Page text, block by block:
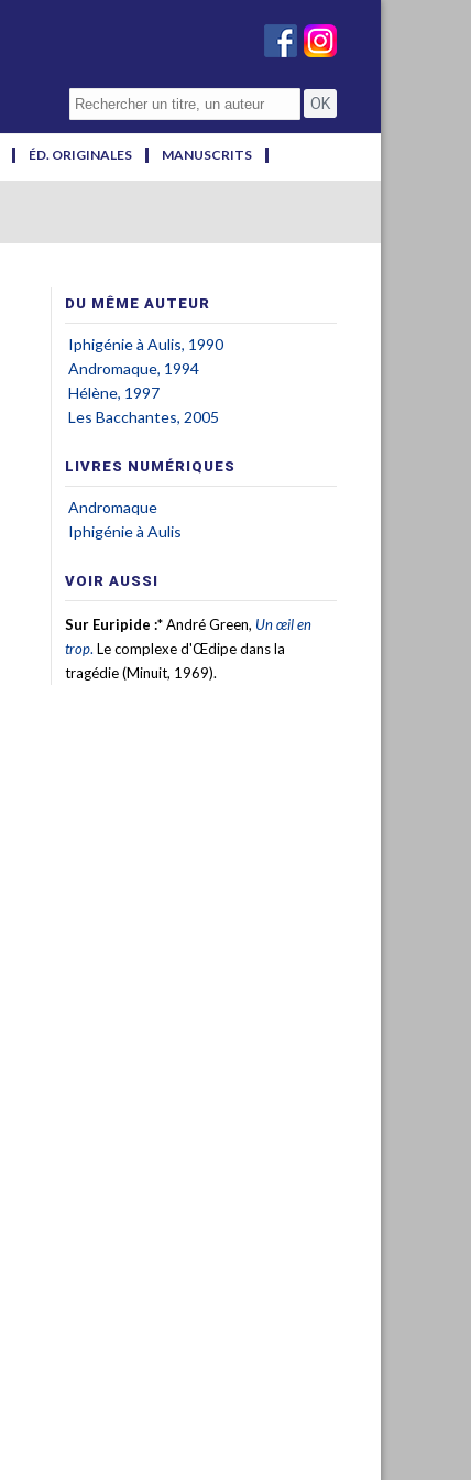
ÉD. ORIGINALES
MANUSCRITS
DU MÊME AUTEUR
Iphigénie à Aulis, 1990
Andromaque, 1994
Hélène, 1997
Les Bacchantes, 2005
LIVRES NUMÉRIQUES
Andromaque
Iphigénie à Aulis
VOIR AUSSI
Sur Euripide :* André Green, Un œil en
trop. Le complexe d'Œdipe dans la
tragédie (Minuit, 1969).